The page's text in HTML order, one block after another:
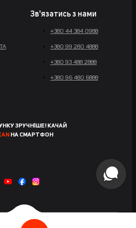
Звʼязатись з нами
+380 44 384 0988
+380 99 280 4888
+380 93 488 2888
+380 96 480 6888
ЗРУЧНІШЕ! КАЧАЙ
НА СМАРТФОН